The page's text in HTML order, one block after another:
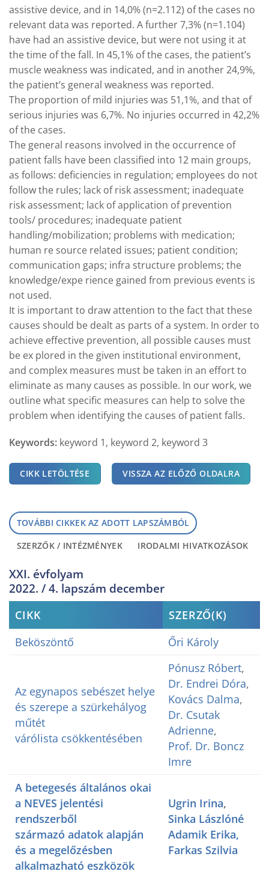
assistive device, and in 14,0% (n=2.112) of the cases no
relevant data was reported. A further 7,3% (n=1.104)
have had an assistive device, but were not using it at
the time of the fall. In 45,1% of the cases, the patient’s
muscle weakness was indicated, and in another 24,9%,
the patient’s general weakness was reported.
The proportion of mild injuries was 51,1%, and that of
serious injuries was 6,7%. No injuries occurred in 42,2%
of the cases.
The general reasons involved in the occurrence of
patient falls have been classified into 12 main groups,
as follows: deficiencies in regulation; employees do not
follow the rules; lack of risk assessment; inadequate
risk assessment; lack of application of prevention
tools/ procedures; inadequate patient
handling/mobilization; problems with medication;
human re source related issues; patient condition;
communication gaps; infra structure problems; the
knowledge/expe rience gained from previous events is
not used.
It is important to draw attention to the fact that these
causes should be dealt as parts of a system. In order to
achieve effective prevention, all possible causes must
be ex plored in the given institutional environment,
and complex measures must be taken in an effort to
eliminate as many causes as possible. In our work, we
outline what specific measures can help to solve the
problem when identifying the causes of patient falls.
Keywords: keyword 1, keyword 2, keyword 3
CIKK LETÖLTÉSE VISSZA AZ ELŐZŐ OLDALRA
TOVÁBBI CIKKEK AZ ADOTT LAPSZÁMBÓL
SZERZŐK / INTÉZMÉNYEK
IRODALMI HIVATKOZÁSOK
XXI. évfolyam
2022. / 4. lapszám december
CIKK
SZERZŐ(K)
Beköszöntő
Őri Károly
Az egynapos sebészet helye
és szerepe a szürkehályog
műtét
várólista csökkentésében
Pónusz Róbert,
Dr. Endrei Dóra,
Kovács Dalma,
Dr. Csutak
Adrienne,
Prof. Dr. Boncz
Imre
A betegesés általános okai
a NEVES jelentési
rendszerből
származó adatok alapján
és a megelőzésben
alkalmazható eszközök
Ugrin Irina,
Sinka Lászlóné
Adamik Erika,
Farkas Szilvia